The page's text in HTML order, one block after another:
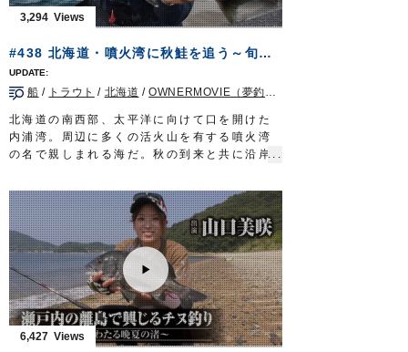
OWNERMOVIE
http://ownertv.jp/
オーナーばりwebsite
3,294
#438 北海道・噴火湾に秋鮭を追う～旬の魚に迫る熟練の釣技～
船 / トラウト / 北海道 /OWNERMOVIE（夢釣行）
北海道の南西部、太平洋に向けて口を開けた
内浦湾。周辺に多くの活火山を有する噴火湾
の名で親しまれる海だ。秋の到来と共に沿岸
のは、この時期、接岸するシロザケ。日本人
に馴染み深い魚は食味抜群な上にパワフルな
ファイトを堪能できる季節限定のターゲット
だ。
噴火湾の風物詩、秋味釣りに挑むのは田邉共
継さん。札幌の大手釣具店に３０年以上勤
め、この夏、第二の人生を歩み始めた。
遡上を前にしたシロザケは警戒心が強く、滅
多に口を使わない。一筋縄ではいかない旬の
魚に熟練の釣技を駆使し迫りゆく。
6,427